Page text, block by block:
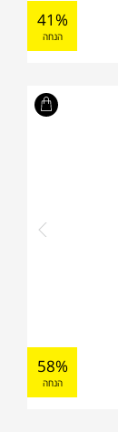
41%
הנחה
58%
הנחה